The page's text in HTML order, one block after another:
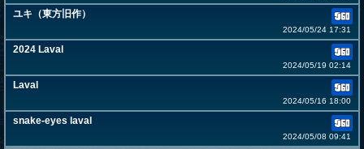
ユキ（東方旧作）
2024/05/24 17:31
2024 Laval
2024/05/19 02:14
Laval
2024/05/16 18:00
snake-eyes laval
2024/05/08 09:41